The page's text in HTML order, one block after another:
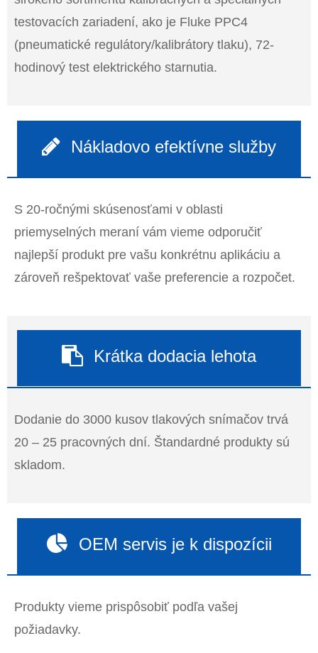
testovacích zariadení, ako je Fluke PPC4
(pneumatické regulátory/kalibrátory tlaku), 72-
hodinový test elektrického starnutia.
Nákladovo efektívne služby
S 20-ročnými skúsenosťami v oblasti
priemyselných meraní vám vieme odporučiť
najlepší produkt pre vašu konkrétnu aplikáciu a
zároveň rešpektovať vaše preferencie a rozpočet.
Krátka dodacia lehota
Dodanie do 3000 kusov tlakových snímačov trvá
20 – 25 pracovných dní. Štandardné produkty sú
skladom.
OEM servis je k dispozícii
Produkty vieme prispôsobiť podľa vašej
požiadavky.